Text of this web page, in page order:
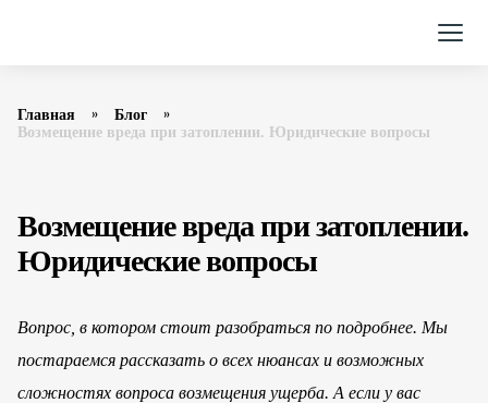
Главная
Блог
Возмещение вреда при затоплении. Юридические вопросы
Возмещение вреда при затоплении.
Юридические вопросы
Вопрос, в котором стоит разобрать­ся по подробнее. Мы
постараем­ся рассказать о всех нюансах и возможных
сложностях вопроса возмещения ущерба. А если у вас